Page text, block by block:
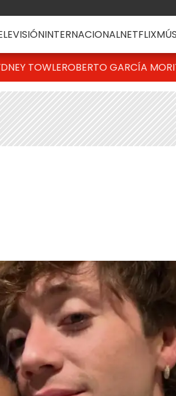
INTERNACIONALNETFLIX
TOWLEROBERTO GARCÍA